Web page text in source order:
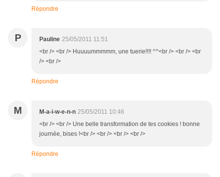
Répondre
P Pauline 25/05/2011 11:51
<br /> <br /> Huuuummmmm, une tuerie!!!! ^^<br /> <br /> <br
/> <br />
Répondre
M M-a-i-w-e-n-n 25/05/2011 10:46
<br /> <br /> Une belle transformation de tes cookies ! bonne
journée, bises !<br /> <br /> <br /> <br />
Répondre